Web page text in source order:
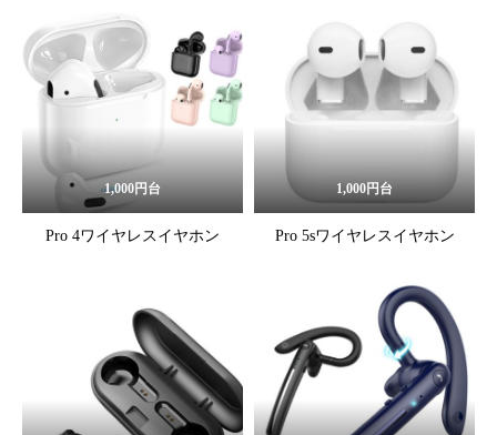
1,000円台
Pro 4ワイヤレスイヤホン
1,000円台
Pro 5sワイヤレスイヤホン